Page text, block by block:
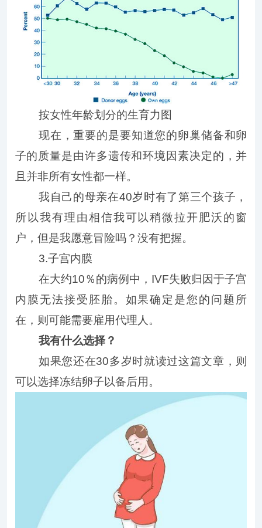
按女性年龄划分的生育力图
现在，重要的是要知道您的卵巢储备和卵
子的质量是由许多遗传和环境因素决定的，并
且并非所有女性都一样。
我自己的母亲在40岁时有了第三个孩子，
所以我有理由相信我可以稍微拉开肥沃的窗
户，但是我愿意冒险吗？没有把握。
3.子宫内膜
在大约10％的病例中，IVF失败归因于子宫
内膜无法接受胚胎。如果确定是您的问题所
在，则可能需要雇用代理人。
我有什么选择？
如果您还在30多岁时就读过这篇文章，则
可以选择冻结卵子以备后用。